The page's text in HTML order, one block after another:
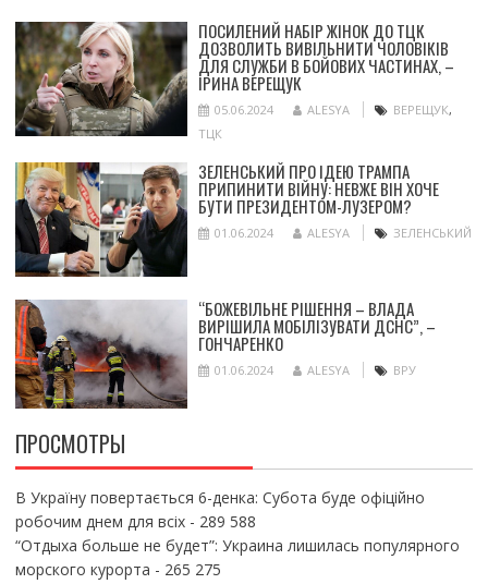
ПОСИЛЕНИЙ НАБІР ЖІНОК ДО ТЦК
ДОЗВОЛИТЬ ВИВІЛЬНИТИ ЧОЛОВІКІВ
ДЛЯ СЛУЖБИ В БОЙОВИХ ЧАСТИНАХ, –
ІРИНА ВЕРЕЩУК
05.06.2024 ALESYA ВЕРЕЩУК,
ТЦК
ЗЕЛЕНСЬКИЙ ПРО ІДЕЮ ТРАМПА
ПРИПИНИТИ ВІЙНУ: НЕВЖЕ ВІН ХОЧЕ
БУТИ ПРЕЗИДЕНТОМ-ЛУЗЕРОМ?
01.06.2024 ALESYA ЗЕЛЕНСЬКИЙ
“БОЖЕВІЛЬНЕ РІШЕННЯ – ВЛАДА
ВИРІШИЛА МОБІЛІЗУВАТИ ДСНС”, –
ГОНЧАРЕНКО
01.06.2024 ALESYA ВРУ
ПРОСМОТРЫ
В Україну повертається 6-денка: Субота буде офіційно
робочим днем для всіх- 289 588
“Отдыха больше не будет”: Украина лишилась популярного
морского курорта - 265 275